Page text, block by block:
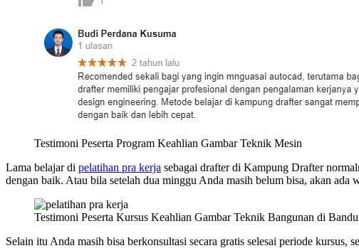
Testimoni Peserta Program Keahlian Gambar Teknik Mesin
Lama belajar di pelatihan pra kerja sebagai drafter di Kampung Drafter
dengan baik. Atau bila setelah dua minggu Anda masih belum bisa, akan ada
Testimoni Peserta Kursus Keahlian Gambar Teknik Bangunan di
Selain itu Anda masih bisa berkonsultasi secara gratis selesai periode